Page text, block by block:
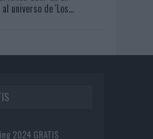
universo de 'Los...
2024 GRATIS